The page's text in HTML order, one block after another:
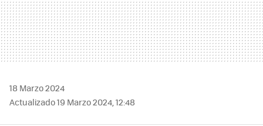
18 Marzo 2024
Actualizado 19 Marzo 2024, 12:48